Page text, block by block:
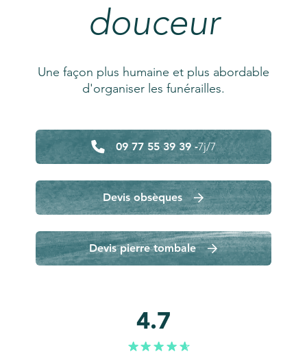
douceur
Une façon plus humaine et plus abordable
d'organiser les funérailles.
09 77 55 39 39 -7j/7
Devis obsèques
Devis pierre tombale
4.7